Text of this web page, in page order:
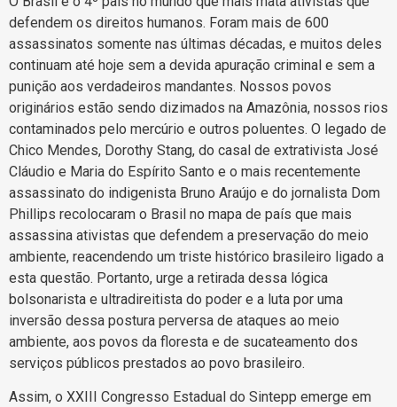
defendem os direitos humanos. Foram mais de 600
assassinatos somente nas últimas décadas, e muitos deles
continuam até hoje sem a devida apuração criminal e sem a
punição aos verdadeiros mandantes. Nossos povos
originários estão sendo dizimados na Amazônia, nossos rios
contaminados pelo mercúrio e outros poluentes. O legado de
Chico Mendes, Dorothy Stang, do casal de extrativista José
Cláudio e Maria do Espírito Santo e o mais recentemente
assassinato do indigenista Bruno Araújo e do jornalista Dom
Phillips recolocaram o Brasil no mapa de país que mais
assassina ativistas que defendem a preservação do meio
ambiente, reacendendo um triste histórico brasileiro ligado a
esta questão. Portanto, urge a retirada dessa lógica
bolsonarista e ultradireitista do poder e a luta por uma
inversão dessa postura perversa de ataques ao meio
ambiente, aos povos da floresta e de sucateamento dos
serviços públicos prestados ao povo brasileiro.
Assim, o XXIII Congresso Estadual do Sintepp emerge em